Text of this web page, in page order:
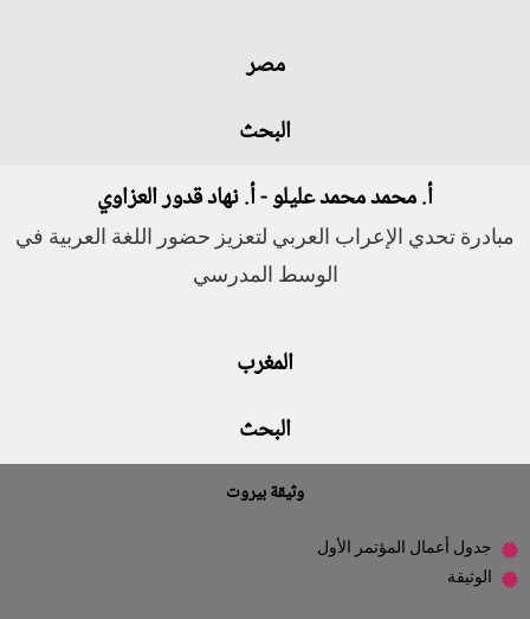
مصر
البحث
أ. محمد محمد عليلو - أ. نهاد قدور العزاوي
مبادرة تحدي الإعراب العربي لتعزيز حضور اللغة العربية في
الوسط المدرسي
المغرب
البحث
وثيقة بيروت
جدول أعمال المؤتمر الأول
الوثيقة